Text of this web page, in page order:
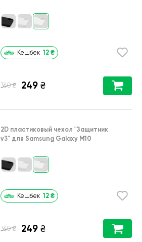
Кешбек 12 ₴
360 ₴ 249 ₴
2D пластиковый чехол "Защитник
v3" для Samsung Galaxy M10
Кешбек 12 ₴
360 ₴ 249 ₴